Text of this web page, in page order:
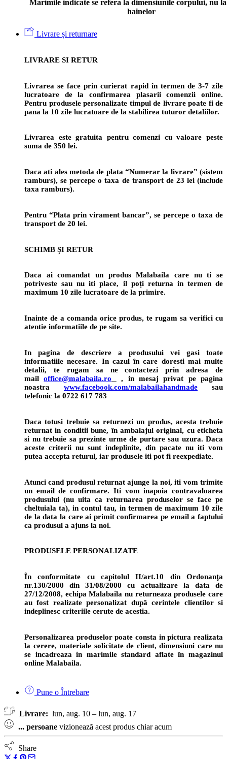
Marimile indicate se refera la dimensiunile corpului, nu la
hainelor
Livrare și returnare
LIVRARE SI RETUR
Livrarea se face prin curierat rapid în termen de 3-7 zile
lucratoare de la confirmarea plasarii comenzii online.
Pentru produsele personalizate timpul de livrare poate fi de
pana la 10 zile lucratoare de la stabilirea tuturor detaliilor.
Livrarea este gratuita pentru comenzi cu valoare peste
suma de 350 lei.
Daca ati ales metoda de plata “Numerar la livrare” (sistem
ramburs), se percepe o taxa de transport de 23 lei (include
taxa ramburs).
Pentru “Plata prin virament bancar”, se percepe o taxa de
transport de 20 lei.
SCHIMB ȘI RETUR
Daca ai comandat un produs Malabaila care nu ti se
potriveste sau nu iti place, il poți returna in termen de
maximum 10 zile lucratoare de la primire.
Inainte de a comanda orice produs, te rugam sa verifici cu
atentie informatiile de pe site.
In pagina de descriere a produsului vei gasi toate
informatiile necesare. In cazul în care doresti mai multe
detalii, te rugam sa ne contactezi prin adresa de
mailoffice@malabaila.ro
, in mesaj privat pe pagina
noastra www.facebook.com/malabailahandmade sau
telefonic la 0722 617 783
Daca totusi trebuie sa returnezi un produs, acesta trebuie
returnat in conditii bune, în ambalajul original, cu eticheta
si nu trebuie sa prezinte urme de purtare sau uzura. Daca
aceste criterii nu sunt indeplinite, din pacate nu iti vom
putea accepta returul, iar produsele iti pot fi reexpediate.
Atunci cand produsul returnat ajunge la noi, iti vom trimite
un email de confirmare. Iti vom inapoia contravaloarea
produsului (nu uita ca returnarea produselor se face pe
cheltuiala ta), in contul tau, in termen de maximum 10 zile
de la data la care ai primit confirmarea pe email a faptului
ca produsul a ajuns la noi.
PRODUSELE PERSONALIZATE
În conformitate cu capitolul II/art.10 din Ordonanţa
nr.130/2000 din 31/08/2000 cu actualizare la data de
27/12/2008, echipa Malabaila nu returneaza produsele care
au fost realizate personalizat după cerintele clientilor si
indeplinesc criteriile cerute de acestia.
Personalizarea produselor poate consta in pictura realizata
la cerere, materiale solicitate de client, dimensiuni care nu
se incadreaza in marimile standard aflate în magazinul
online Malabaila.
Pune o Întrebare
Livrare: lun, aug. 10 – lun, aug. 17
... persoane vizionează acest produs chiar acum
Share